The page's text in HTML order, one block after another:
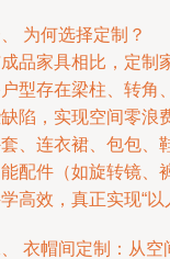
为何选择定制？
品家具相比，定制
型存在梁柱、转角
陷，实现空间零浪
、连衣裙、包包、
配件（如旋转镜、
高效，真正实现“以
衣帽间定制：从空